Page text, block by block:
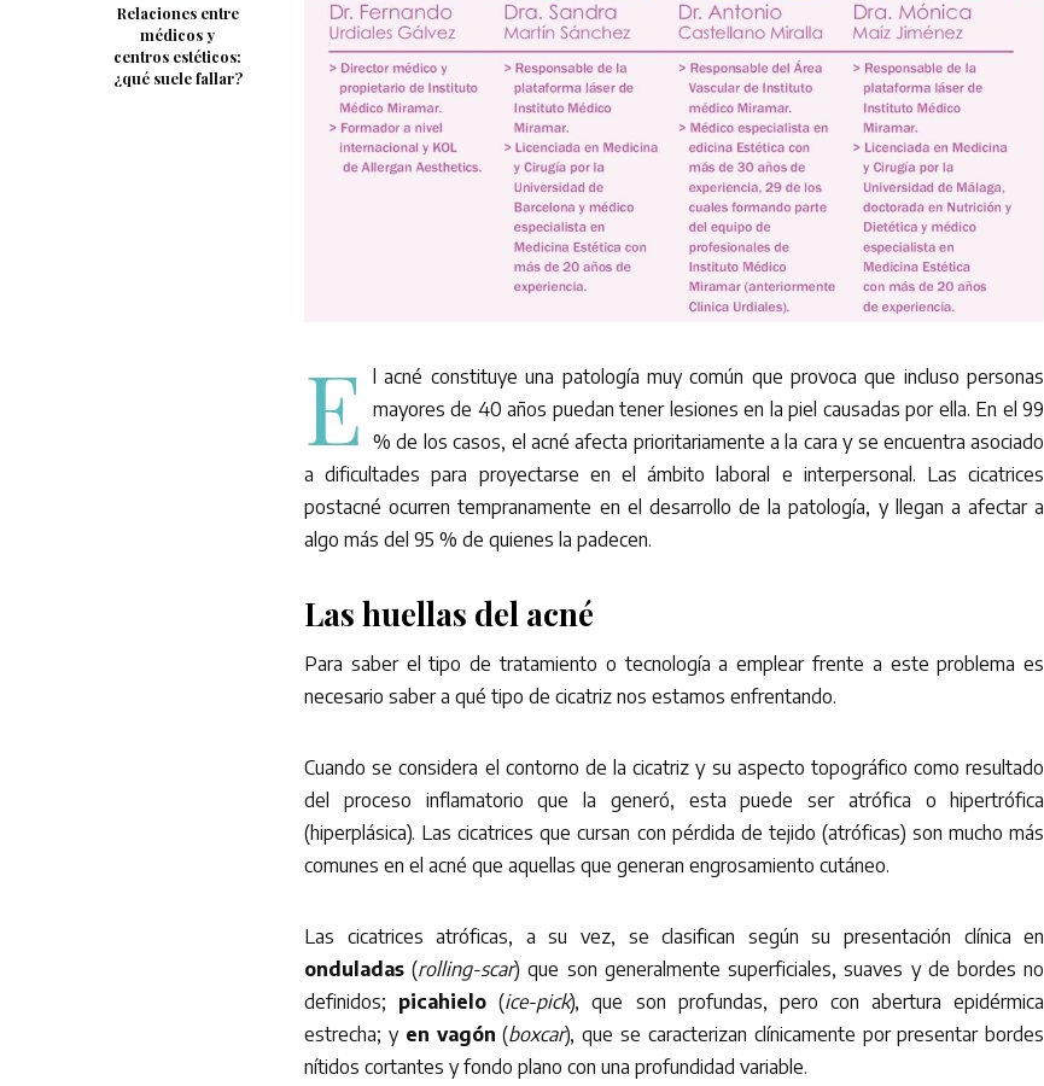
Relaciones entre
médicos y
centros estéticos:
¿qué suele fallar?
E l acné constituye una patología muy común que provoca que incluso personas
mayores de 40 años puedan tener lesiones en la piel causadas por ella. En el 99
% de los casos, el acné afecta prioritariamente a la cara y se encuentra asociado
a dificultades para proyectarse en el ámbito laboral e interpersonal. Las cicatrices
postacné ocurren tempranamente en el desarrollo de la patología, y llegan a afectar a
algo más del 95 % de quienes la padecen.
Las huellas del acné
Para saber el tipo de tratamiento o tecnología a emplear frente a este problema es
necesario saber a qué tipo de cicatriz nos estamos enfrentando.
Cuando se considera el contorno de la cicatriz y su aspecto topográfico como resultado
del proceso inflamatorio que la generó, esta puede ser atrófica o hipertrófica
(hiperplásica). Las cicatrices que cursan con pérdida de tejido (atróficas) son mucho más
comunes en el acné que aquellas que generan engrosamiento cutáneo.
Las cicatrices atróficas, a su vez, se clasifican según su presentación clínica en
onduladas (rolling-scar) que son generalmente superficiales, suaves y de bordes no
definidos; picahielo(ice-pick), que son profundas, pero con abertura epidérmica
estrecha; y en vagón (boxcar), que se caracterizan clínicamente por presentar bordes
nítidos cortantes y fondo plano con una profundidad variable.